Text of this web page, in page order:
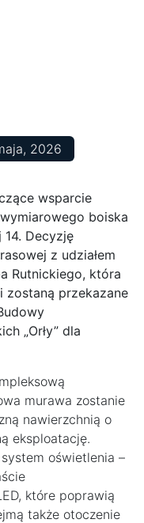
2026
wsparcie
boiska
14. Decyzję
z udziałem
Rutnickiego, która
zostaną przekazane
„Orły” dla
murawa zostanie
nawierzchnią o
eksploatację.
oświetlenia –
które poprawią
także otoczenie